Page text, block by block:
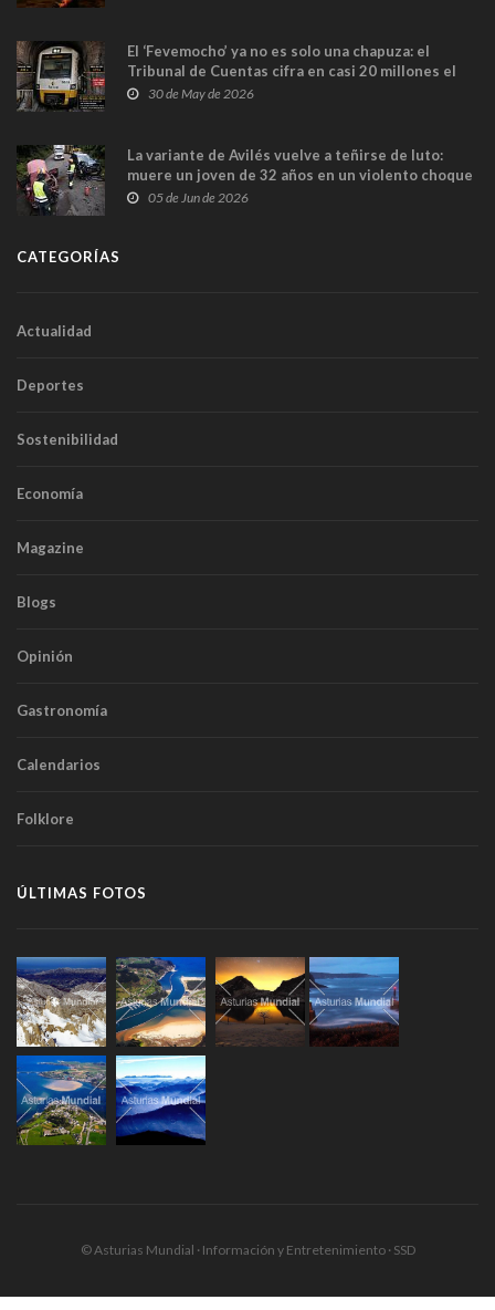
El ‘Fevemocho’ ya no es solo una chapuza: el
Tribunal de Cuentas cifra en casi 20 millones el
sobrecoste de los trenes que no cabían por los
30 de May de 2026
La variante de Avilés vuelve a teñirse de luto:
muere un joven de 32 años en un violento choque
frontal
05 de Jun de 2026
CATEGORÍAS
Actualidad
Deportes
Sostenibilidad
Economía
Magazine
Blogs
Opinión
Gastronomía
Calendarios
Folklore
ÚLTIMAS FOTOS
© Asturias Mundial · Información y Entretenimiento · SSD